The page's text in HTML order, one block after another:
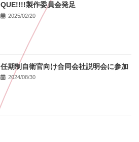
QUE!!!!製作委員会発足
2025/02/20
任期制自衛官向け合同会社説明会に参加
2024/08/30